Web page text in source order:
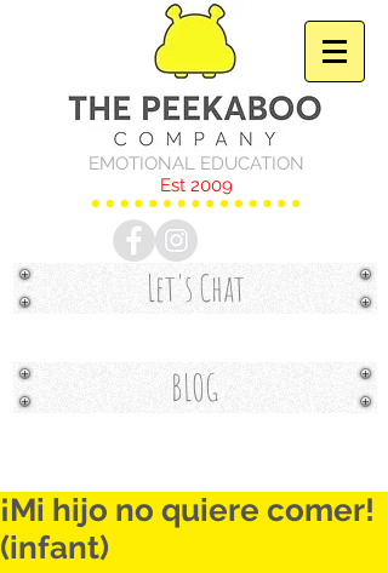
EMOTIONAL EDUCATION
Est 2009
Let's Chat
BLOG
¡Mi hijo no quiere comer!
(infant)